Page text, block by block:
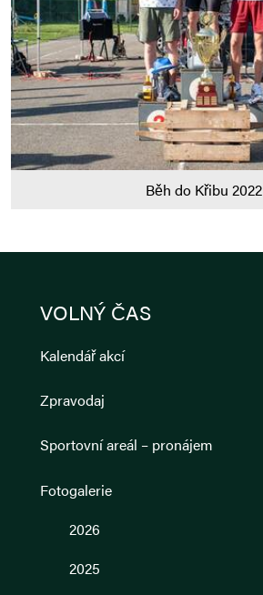
Běh do Křibu 2022
VOLNÝ ČAS
Kalendář akcí
Zpravodaj
Sportovní areál – pronájem
Fotogalerie
2026
2025